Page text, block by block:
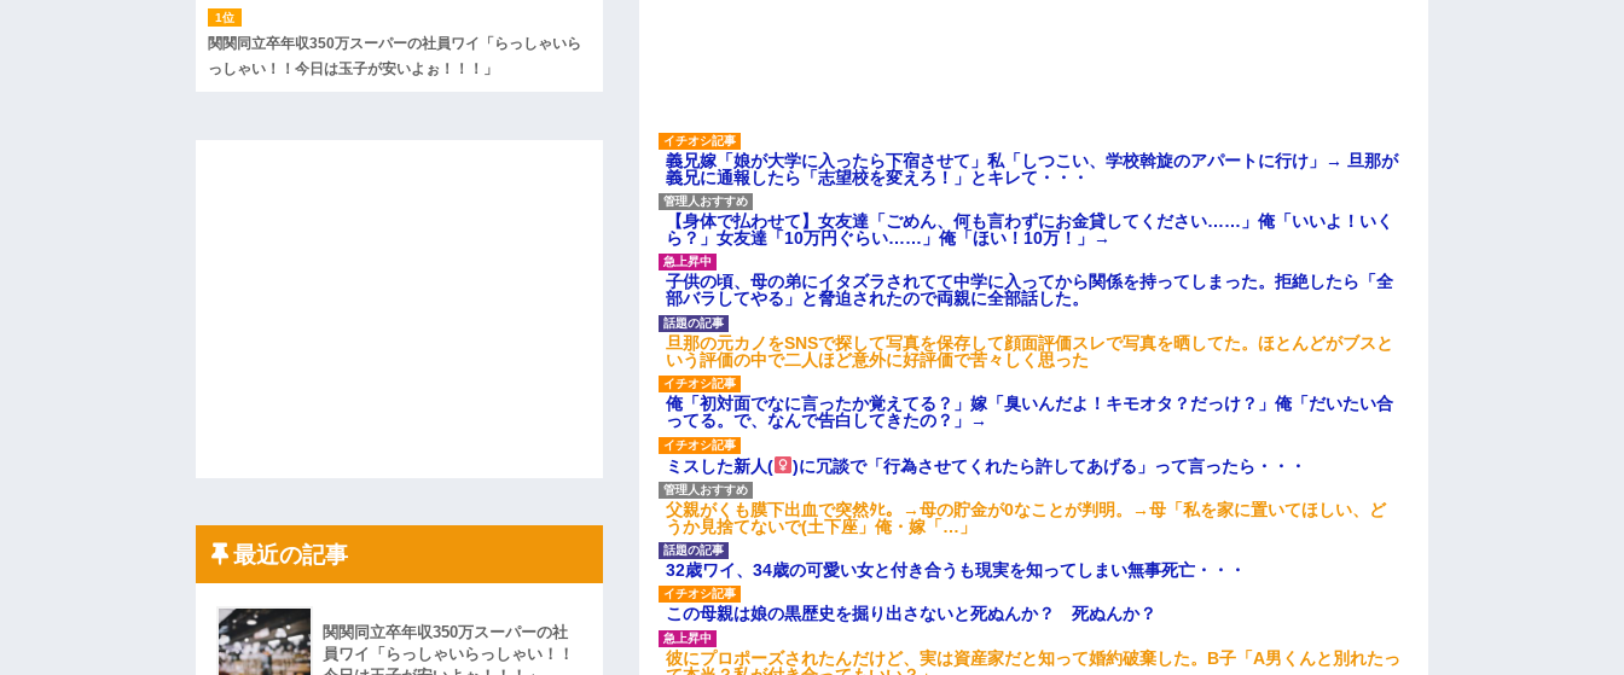
【愕然】白のクラウン俺氏、高速道路左車線を制限速度で走った結果
wwwwwwwwwwww
百年の恋12-899 食べた量を張り合ってくる
【悲報】佐藤輝明・・・２軍でも盛大にやらかす←あまり悲しませないでく
義兄嫁「娘が大学に入ったら下宿させて」私「しつこい、学校斡旋のアパートに行け」→ 旦那が
義兄に通報したら「志望校を変えろ！」とキレて・・・
【身体で払わせて】女友達「ごめん、何も言わずにお金貸してください……」俺「いいよ！いく
ら？」女友達「10万円ぐらい……」俺「ほい！10万！」→
子供の頃、母の弟にイタズラされてて中学に入ってから関係を持ってしまった。拒絶したら「全
部バラしてやる」と脅迫されたので両親に全部話した。
旦那の元カノをSNSで探して写真を保存して顔面評価スレで写真を晒してた。ほとんどがブスと
いう評価の中で二人ほど意外に好評価で苦々しく思った
俺「初対面でなに言ったか覚えてる？」嫁「臭いんだよ！キモオタ？だっけ？」俺「だいたい合
ってる。で、なんで告白してきたの？」→
ミスした新人( )に冗談で「行為させてくれたら許してあげる」って言ったら・・・
父親がくも膜下出血で突然ﾀﾋ。→母の貯金が0なことが判明。→母「私を家に置いてほしい、ど
うか見捨てないで(土下座」俺・嫁「…」
32歳ワイ、34歳の可愛い女と付き合うも現実を知ってしまい無事死亡・・・
この母親は娘の黒歴史を掘り出さないと死ぬんか？ 死ぬんか？
彼にプロポーズされたんだけど、実は資産家だと知って婚約破棄した。B子「A男くんと別れたっ
関関同立卒年収350万スーパーの社員ワイ「らっしゃいら
っしゃい！！今日は玉子が安いよぉ！！！」
最近の記事
関関同立卒年収350万スーパーの社
員ワイ「らっしゃいらっしゃい！！